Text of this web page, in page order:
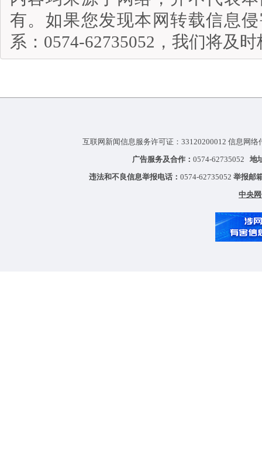
有。如果您发现本网转载信息
系：0574-62735052，我们将及
互联网新闻信息服务许可证：33120200012 信息网
广告服务及合作： 0574-62735052 地
违法和不良信息举报电话： 0574-62735052 举报邮
中央